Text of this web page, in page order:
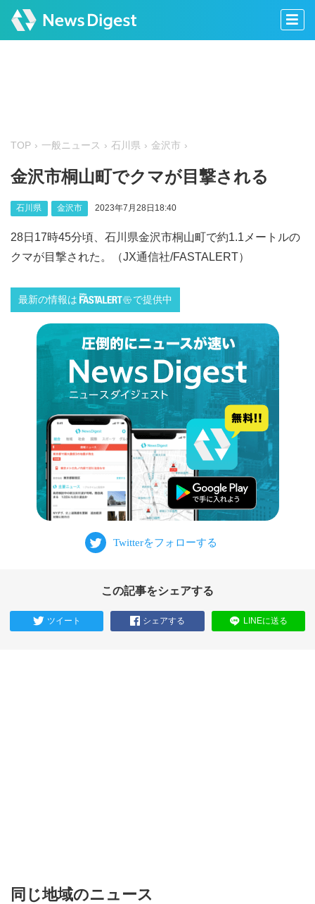
TOP 一般ニュース 石川県 金沢市
金沢市桐山町でクマが目撃される
石川県 金沢市 2023年7月28日18:40
28日17時45分頃、石川県金沢市桐山町で約1.1メートルの
クマが目撃された。（JX通信社/FASTALERT）
最新の情報は で提供中
この記事をシェアする
ツイート シェアする LINEに送る
同じ地域のニュース